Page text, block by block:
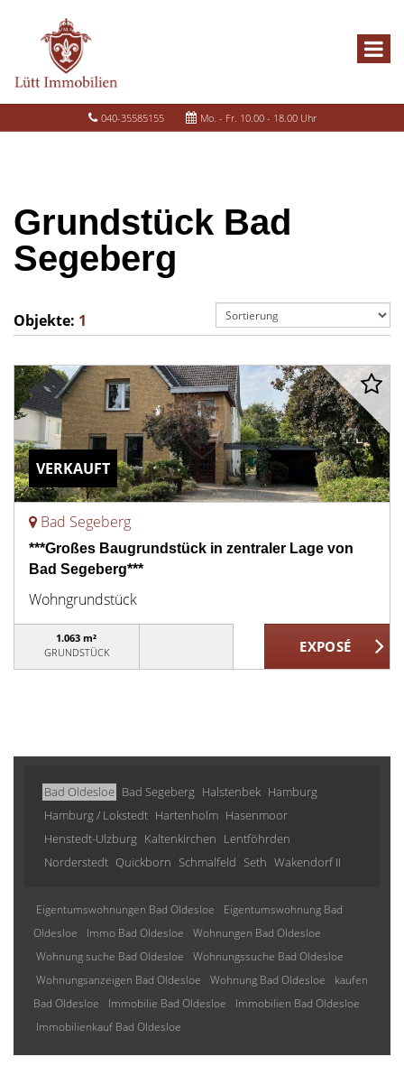
040-35585155 Mo. - Fr. 10.00 - 18.00 Uhr
Grundstück Bad
Segeberg
Objekte: 1
VERKAUFT
Bad Segeberg
***Großes Baugrundstück in zentraler Lage von
Bad Segeberg***
Wohngrundstück
1.063 m²
GRUNDSTÜCK
Bad Oldesloe Bad Segeberg Halstenbek Hamburg
Hamburg / Lokstedt Hartenholm Hasenmoor
Henstedt-Ulzburg Kaltenkirchen Lentföhrden
Norderstedt Quickborn Schmalfeld Seth Wakendorf II
Eigentumswohnungen Bad Oldesloe
Eigentumswohnung Bad
Oldesloe
Immo Bad Oldesloe
Wohnungen Bad Oldesloe
Wohnung suche Bad Oldesloe
Wohnungssuche Bad Oldesloe
Wohnungsanzeigen Bad Oldesloe
Wohnung Bad Oldesloe
kaufen
Bad Oldesloe
Immobilie Bad Oldesloe
Immobilien Bad Oldesloe
Immobilienkauf Bad Oldesloe